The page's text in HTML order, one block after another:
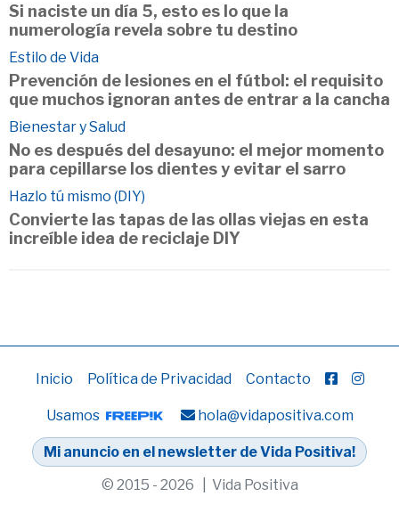
Si naciste un día 5, esto es lo que la
numerología revela sobre tu destino
Estilo de Vida
Prevención de lesiones en el fútbol: el requisito
que muchos ignoran antes de entrar a la cancha
Bienestar y Salud
No es después del desayuno: el mejor momento
para cepillarse los dientes y evitar el sarro
Hazlo tú mismo (DIY)
Convierte las tapas de las ollas viejas en esta
increíble idea de reciclaje DIY
Inicio Política de Privacidad Contacto
Usamos hola@vidapositiva.com
Mi anuncio en el newsletter de Vida Positiva!
© 2015 - 2026 | Vida Positiva